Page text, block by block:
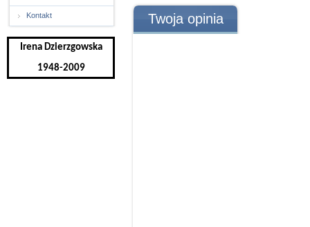
Kontakt
Irena Dzierzgowska
1948-2009
Twoja opinia